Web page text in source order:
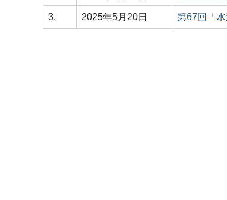
3. 2025年5月20日 第67回「